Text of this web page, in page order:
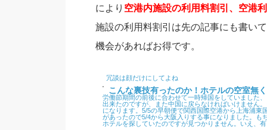
により 空港内施設の利用料割引、空港
施設の利用料割引は先の記事にも書い
機会があればお得です。
冗談は顔だけにしてよね
こんな裏技有ったのか！ホテルの空室無
労働節期間の前後に合わせて一時帰国をしていました
出来たのですが、また中国に戻らなければいけません
になります。5/5の早朝便で関西国際空港から上海浦
があったので5/4から大阪入りする事になりました。
ホテルを探していたのですが見つかりません。いえ、